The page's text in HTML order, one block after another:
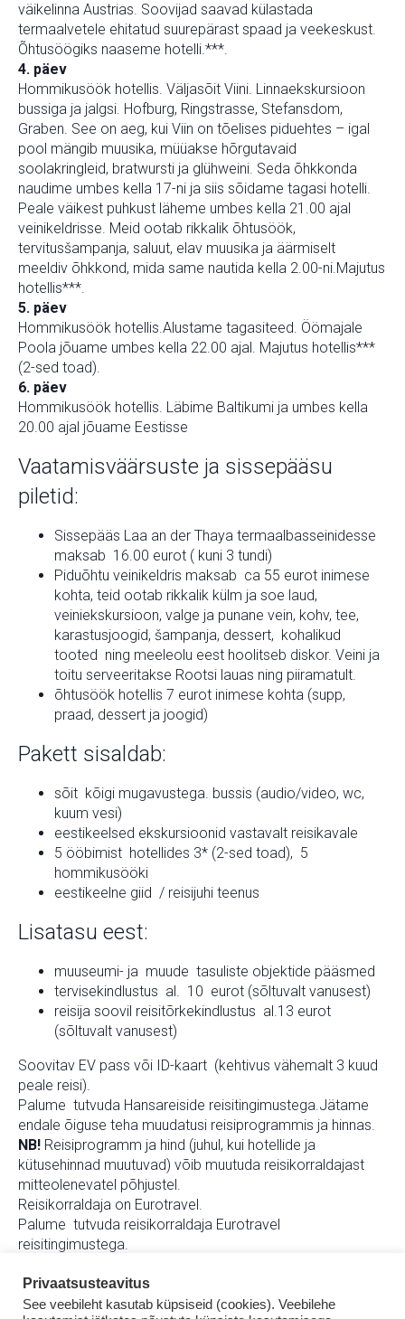
väikelinna Austrias. Soovijad saavad külastada
termaalvetele ehitatud suurepärast spaad ja veekeskust.
Õhtusöögiks naaseme hotelli.***.
4. päev
Hommikusöök hotellis. Väljasõit Viini. Linnaekskursioon
bussiga ja jalgsi. Hofburg, Ringstrasse, Stefansdom,
Graben. See on aeg, kui Viin on tõelises piduehtes – igal
pool mängib muusika, müüakse hõrgutavaid
soolakringleid, bratwursti ja glühweini. Seda õhkkonda
naudime umbes kella 17-ni ja siis sõidame tagasi hotelli.
Peale väikest puhkust läheme umbes kella 21.00 ajal
veinikeldrisse. Meid ootab rikkalik õhtusöök,
tervitusšampanja, saluut, elav muusika ja äärmiselt
meeldiv õhkkond, mida same nautida kella 2.00-ni.Majutus
hotellis***.
5. päev
Hommikusöök hotellis.Alustame tagasiteed. Öömajale
Poola jõuame umbes kella 22.00 ajal. Majutus hotellis***
(2-sed toad).
6. päev
Hommikusöök hotellis. Läbime Baltikumi ja umbes kella
20.00 ajal jõuame Eestisse
Vaatamisväärsuste ja sissepääsu
piletid:
Sissepääs Laa an der Thaya termaalbasseinidesse
maksab 16.00 eurot ( kuni 3 tundi)
Piduõhtu veinikeldris maksab ca 55 eurot inimese
kohta, teid ootab rikkalik külm ja soe laud,
veiniekskursioon, valge ja punane vein, kohv, tee,
karastusjoogid, šampanja, dessert, kohalikud
tooted ning meeleolu eest hoolitseb diskor. Veini ja
toitu serveeritakse Rootsi lauas ning piiramatult.
õhtusöök hotellis 7 eurot inimese kohta (supp,
praad, dessert ja joogid)
Pakett sisaldab:
sõit kõigi mugavustega. bussis (audio/video, wc,
kuum vesi)
eestikeelsed ekskursioonid vastavalt reisikavale
5 ööbimist hotellides 3* (2-sed toad), 5
hommikusööki
eestikeelne giid / reisijuhi teenus
Lisatasu eest:
muuseumi- ja muude tasuliste objektide pääsmed
tervisekindlustus al. 10 eurot (sõltuvalt vanusest)
reisija soovil reisitõrkekindlustus al.13 eurot
(sõltuvalt vanusest)
Soovitav EV pass või ID-kaart (kehtivus vähemalt 3 kuud
peale reisi).
Palume tutvuda Hansareiside reisitingimustega.Jätame
endale õiguse teha muudatusi reisiprogrammis ja hinnas.
NB! Reisiprogramm ja hind (juhul, kui hotellide ja
kütusehinnad muutuvad) võib muutuda reisikorraldajast
mitteolenevatel põhjustel.
Reisikorraldaja on Eurotravel.
Palume tutvuda reisikorraldaja Eurotravel
reisitingimustega.
Privaatsusteavitus
See veebileht kasutab küpsiseid (cookies). Veebilehe